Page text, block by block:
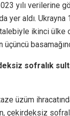
yılı verilerine
yer aldı.
ikinci ülke
sofralık
üzüm
çekirdeksiz